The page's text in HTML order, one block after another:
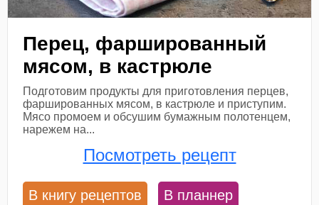
Перец, фаршированный
мясом, в кастрюле
Подготовим продукты для приготовления перцев,
фаршированных мясом, в кастрюле и приступим.
Мясо промоем и обсушим бумажным полотенцем,
нарежем на...
Посмотреть рецепт
В книгу рецептов В планнер